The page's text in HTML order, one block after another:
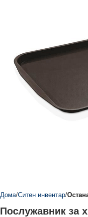
Дома Ситен инвентар
Послужавник за